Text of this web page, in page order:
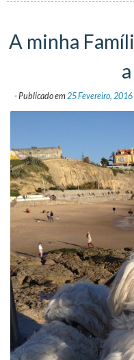
A minha
-Publicado em25 Fevereiro, 2016